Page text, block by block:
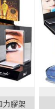
力膠架